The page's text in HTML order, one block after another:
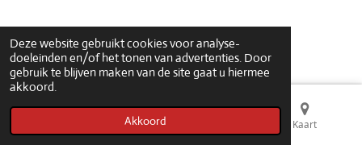
Deze website gebruikt cookies voor analyse-
doeleinden en/of het tonen van advertenties. Door
gebruik te blijven maken van de site gaat u hiermee
akkoord.
Akkoord
© 2021 - 2026 ampfootballbelgium
Telefoonnummer Kaart